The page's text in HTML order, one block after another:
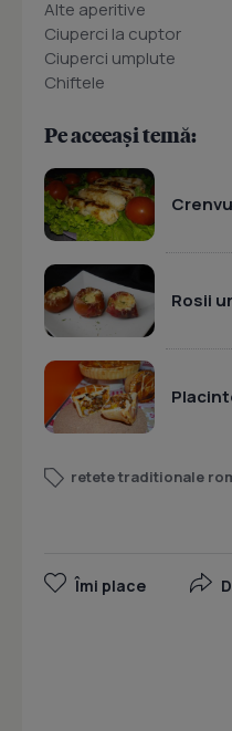
Alte aperitive
Ciuperci la cuptor
Ciuperci umplute
Chiftele
Pe aceeași temă:
Rosii
retete traditionale
Îmi place